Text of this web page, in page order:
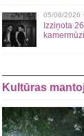
05/08/2026 ·
Izziņota
Kultūras